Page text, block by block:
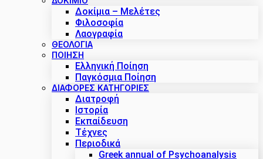
Δοκίμια – Μελέτες
Φιλοσοφία
Λαογραφία
ΘΕΟΛΟΓΙΑ
ΠΟΙΗΣΗ
Ελληνική Ποίηση
Παγκόσμια Ποίηση
ΔΙΑΦΟΡΕΣ ΚΑΤΗΓΟΡΙΕΣ
Διατροφή
Ιστορία
Εκπαίδευση
Τέχνες
Περιοδικά
Greek annual of Psychoanalysis